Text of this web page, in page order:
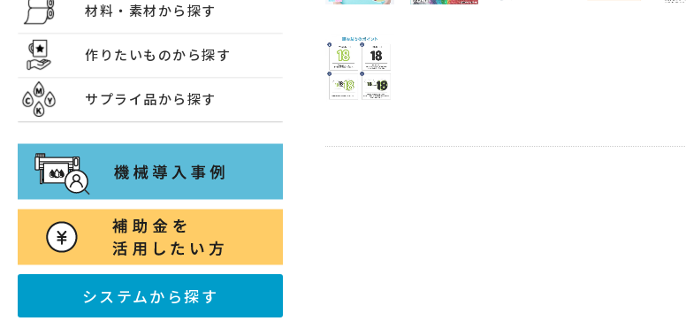
材料・素材から探す
作りたいものから探す
サプライ品から探す
システムから探す